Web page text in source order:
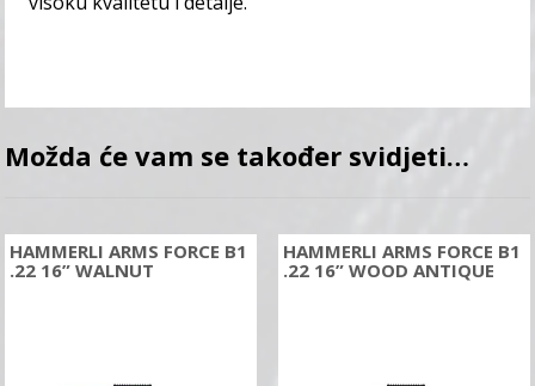
Možda će vam se također svidjeti…
HAMMERLI ARMS FORCE B1
.22 16” WALNUT
HAMMERLI ARMS FORCE B1
.22 16” WOOD ANTIQUE